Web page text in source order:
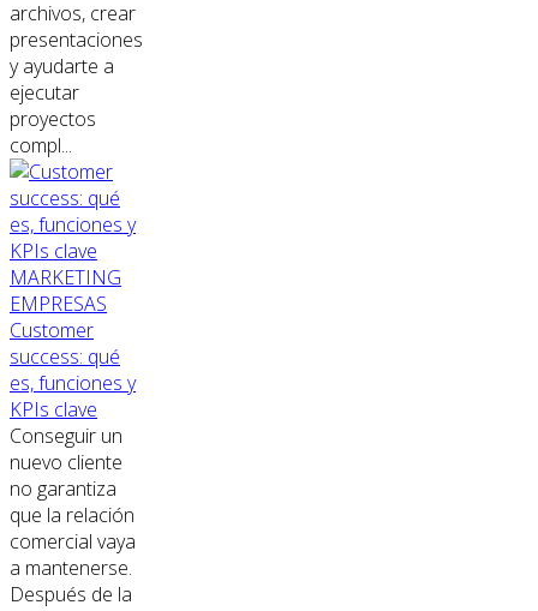
archivos, crear
presentaciones
y ayudarte a
ejecutar
proyectos
compl...
MARKETING
EMPRESAS
Customer
success: qué
es, funciones y
KPIs clave
Conseguir un
nuevo cliente
no garantiza
que la relación
comercial vaya
a mantenerse.
Después de la